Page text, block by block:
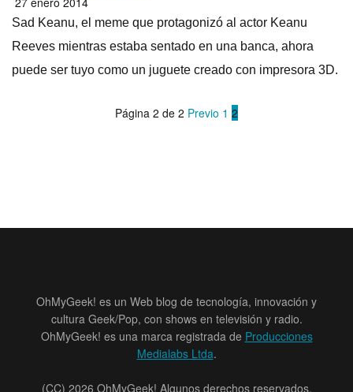
Sad Keanu, el meme que protagonizó al actor Keanu
Reeves mientras estaba sentado en una banca, ahora
puede ser tuyo como un juguete creado con impresora 3D.
Página 2 de 2 Previo 1 2
OhMyGeek! es un Web blog de tecnología, innovación y
cultura Geek/Pop, con shows en televisión y radio.
OhMyGeek! es una marca registrada de Producciones
Medialabs Ltda.
(CC) 2026 OhMyGeek! Algunos derechos reservados.